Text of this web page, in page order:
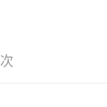
次